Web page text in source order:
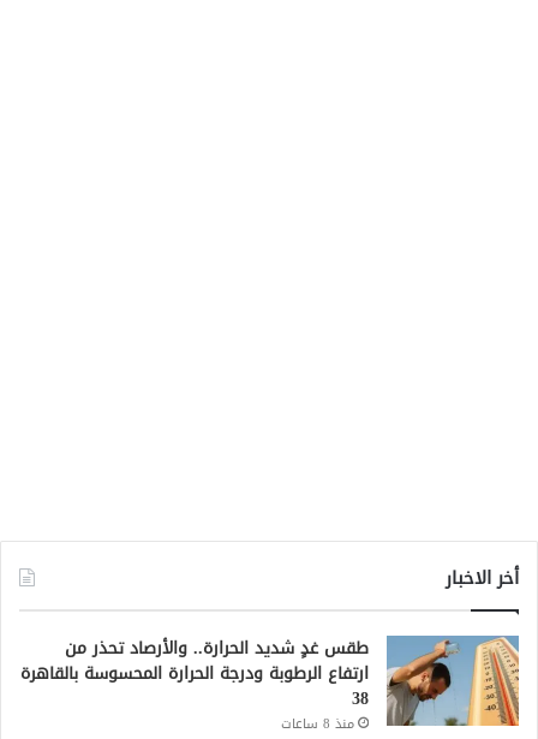
أخر الاخبار
طقس غدٍ شديد الحرارة.. والأرصاد تحذر من
ارتفاع الرطوبة ودرجة الحرارة المحسوسة بالقاهرة
38
منذ 8 ساعات